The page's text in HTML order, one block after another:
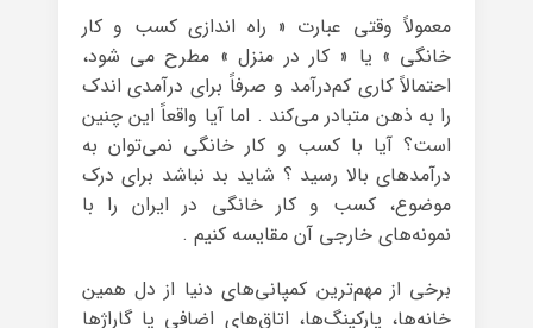
معمولاً وقتی عبارت « راه اندازی کسب و کار
خانگی » یا « کار در منزل » مطرح می شود،
احتمالاً کاری کم‌درآمد و صرفاً برای درآمدی اندک
را به ذهن متبادر می‌کند . اما آیا واقعاً این چنین
است؟ آیا با کسب و کار خانگی نمی‌توان به
درآمدهای بالا رسید ؟ شاید بد نباشد برای درک
موضوع، کسب و کار خانگی در ایران را با
نمونه‌های خارجی آن مقایسه کنیم .
برخی از مهم‌ترین کمپانی‌های دنیا از دل همین
خانه‌ها، پارکینگ‌ها، اتاق‌های اضافی یا گاراژها